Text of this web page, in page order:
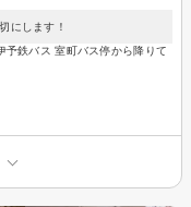
にします！
鉄バス 室町バス停から降りて